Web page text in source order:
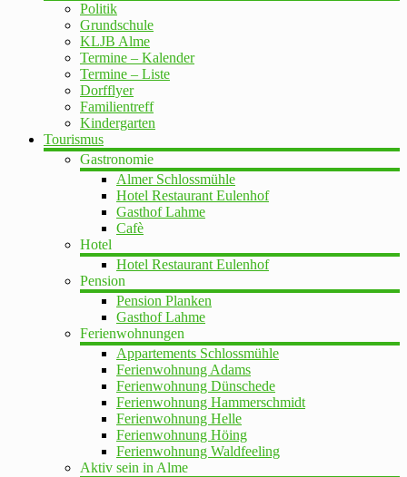
Politik
Grundschule
KLJB Alme
Termine – Kalender
Termine – Liste
Dorfflyer
Familientreff
Kindergarten
Tourismus
Gastronomie
Almer Schlossmühle
Hotel Restaurant Eulenhof
Gasthof Lahme
Cafè
Hotel
Hotel Restaurant Eulenhof
Pension
Pension Planken
Gasthof Lahme
Ferienwohnungen
Appartements Schlossmühle
Ferienwohnung Adams
Ferienwohnung Dünschede
Ferienwohnung Hammerschmidt
Ferienwohnung Helle
Ferienwohnung Höing
Ferienwohnung Waldfeeling
Aktiv sein in Alme